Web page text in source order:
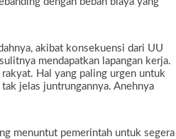
akibat konsekuensi dari UU
mendapatkan lapangan kerja.
rakyat. Hal yang paling urgen untuk
jelas juntrungannya. Anehnya
menuntut pemerintah untuk segera